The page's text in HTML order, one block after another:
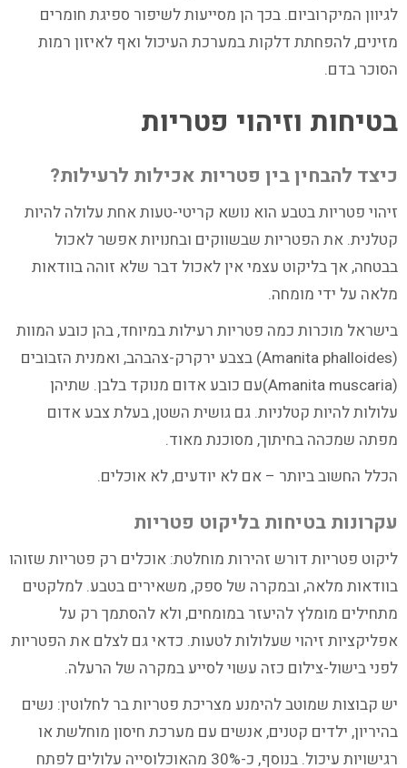
לגיוון המיקרוביום. בכך הן מסייעות לשיפור ספיגת חומרים
מזינים, להפחתת דלקות במערכת העיכול ואף לאיזון רמות
הסוכר בדם.
בטיחות וזיהוי פטריות
כיצד להבחין בין פטריות אכילות לרעילות?
זיהוי פטריות בטבע הוא נושא קריטי-טעות אחת עלולה להיות
קטלנית. את הפטריות שבשווקים ובחנויות אפשר לאכול
בבטחה, אך בליקוט עצמי אין לאכול דבר שלא זוהה בוודאות
מלאה על ידי מומחה.
בישראל מוכרות כמה פטריות רעילות במיוחד, בהן כובע המוות
(Amanita phalloides) בצבע ירקרק-צהבהב, ואמנית הזבובים
(Amanita muscaria)עם כובע אדום מנוקד בלבן. שתיהן
עלולות להיות קטלניות. גם גושית השטן, בעלת צבע אדום
מפתה שמכהה בחיתוך, מסוכנת מאוד.
הכלל החשוב ביותר – אם לא יודעים, לא אוכלים.
עקרונות בטיחות בליקוט פטריות
ליקוט פטריות דורש זהירות מוחלטת: אוכלים רק פטריות שזוהו
בוודאות מלאה, ובמקרה של ספק, משאירים בטבע. למלקטים
מתחילים מומלץ להיעזר במומחים, ולא להסתמך רק על
אפליקציות זיהוי שעלולות לטעות. כדאי גם לצלם את הפטריות
לפני בישול-צילום כזה עשוי לסייע במקרה של הרעלה.
יש קבוצות שמוטב להימנע מצריכת פטריות בר לחלוטין: נשים
בהיריון, ילדים קטנים, אנשים עם מערכת חיסון מוחלשת או
רגישויות עיכול. בנוסף, כ-30% מהאוכלוסייה עלולים לפתח